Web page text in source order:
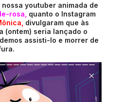
youtuber animada de
rosa quanto o Instagram
divulgaram que às
(ontem) seria lançado o
assisti-lo e morrer de